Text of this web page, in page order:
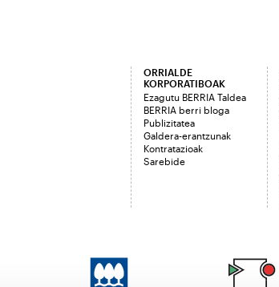
ORRIALDE
KORPORATIBOAK
Ezagutu BERRIA Taldea
BERRIA berri bloga
Publizitatea
Galdera-erantzunak
Kontratazioak
Sarebide